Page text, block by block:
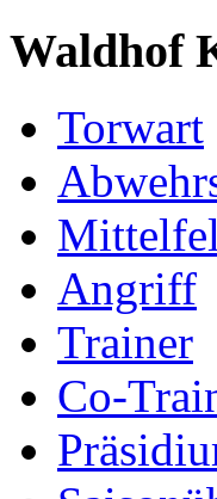
Waldhof
Torwart
Angriff
Trainer
Co-